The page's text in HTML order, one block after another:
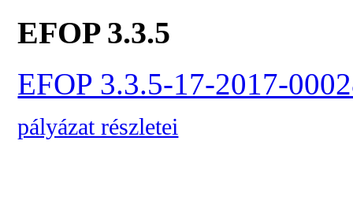
EFOP 3.3.5
EFOP 3.3.5-17-2017-
pályázat részletei